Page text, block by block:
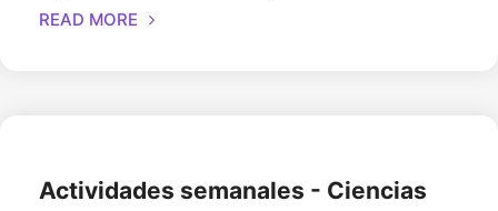
READ MORE
Actividades semanales - Ciencias